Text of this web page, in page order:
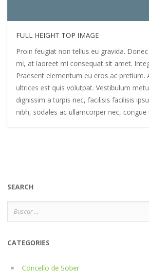
FULL HEIGHT TOP IMAGE
Proin feugiat non tellus eu gravida.
mi, at laoreet mi consequat sit amet.
Praesent elementum eu eros ac pretium.
ultrices est quis volutpat. Vestibulum
dignissim a turpis nec, facilisis facilisis
nibh, sodales ac ullamcorper nec,
SEARCH
CATEGORIES
Concello de Sober